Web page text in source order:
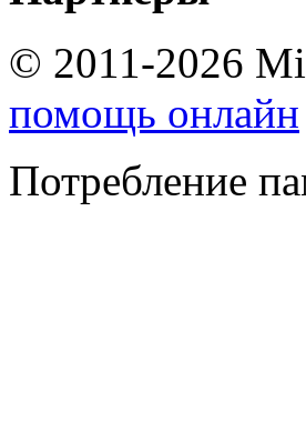
© 2011-2026
помощь онлайн
Потребление